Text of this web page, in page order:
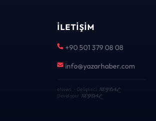
İLETIŞIM
+90 501 379 08 08
info@yazarhaber.com
eNews · Geliştirici KEYDAL·
Developer KEYDAL